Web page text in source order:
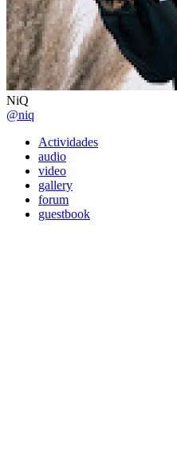
NiQ
@niq
Actividades
audio
video
gallery
forum
guestbook